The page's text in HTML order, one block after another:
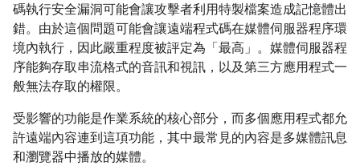
碼執行安全漏洞可能會讓攻擊者利用特製檔案造成記憶體出
錯。由於這個問題可能會讓遠端程式碼在媒體伺服器程序環
境內執行，因此嚴重程度被評定為「最高」。媒體伺服器程
序能夠存取串流格式的音訊和視訊，以及第三方應用程式一
般無法存取的權限。
受影響的功能是作業系統的核心部分，而多個應用程式都允
許遠端內容連到這項功能，其中最常見的內容是多媒體訊息
和瀏覽器中播放的媒體。